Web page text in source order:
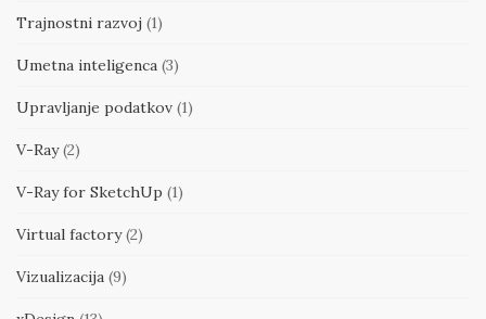
Trajnostni razvoj (1)
Umetna inteligenca (3)
Upravljanje podatkov (1)
V-Ray(2)
V-Ray for SketchUp (1)
Virtual factory(2)
Vizualizacija (9)